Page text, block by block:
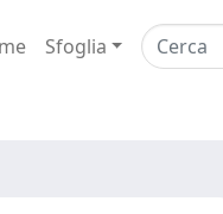
Sfoglia